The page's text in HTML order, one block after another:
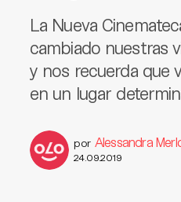
La Nueva
cambiado nuestras
y nos recuerda que
en un lugar
por Alessandra
24.09.2019